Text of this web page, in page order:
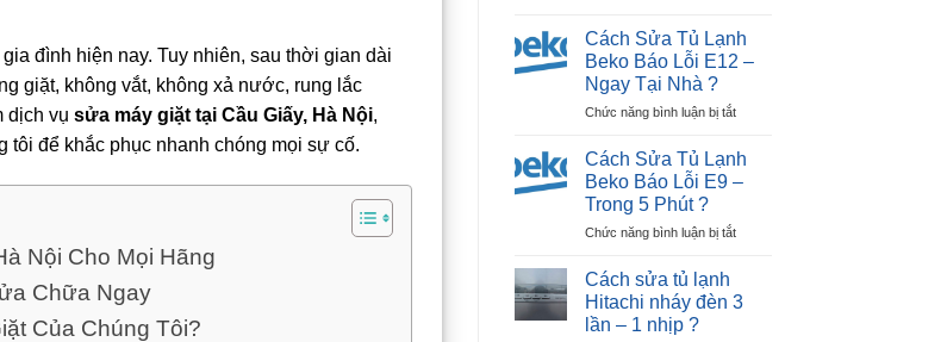
đình hiện nay. Tuy nhiên, sau thời gian dài
giặt, không vắt, không xả nước, rung lắc
dịch vụ sửa máy giặt tại Cầu Giấy, Hà Nội,
tôi để khắc phục nhanh chóng mọi sự cố.
Nội Cho Mọi Hãng
Chữa Ngay
Của Chúng Tôi?
Máy
Giặt
Nhật
Tại
Dương
Tới
Cách Sửa Tủ Lạnh
Beko Báo Lỗi E12 –
Ngay Tại Nhà ?
Chức năng bình luận bị tắtở
Sửa
Báo
–
Ngay
Cách Sửa Tủ Lạnh
Beko Báo Lỗi E9 –
Trong 5 Phút ?
Chức năng bình luận bị tắtở
Tủ
Lạnh
Cách sửa tủ lạnh
Hitachi nháy đèn 3
lần – 1 nhịp ?